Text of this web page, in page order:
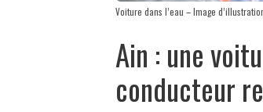
Voiture dans l’eau – Image
Ain : une
conducteur